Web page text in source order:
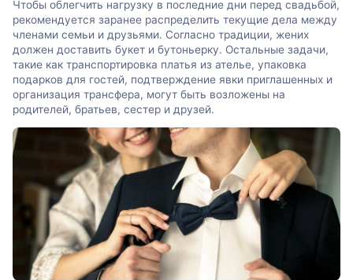
Чтобы облегчить нагрузку в последние дни перед свадьбой,
рекомендуется заранее распределить текущие дела между
членами семьи и друзьями. Согласно традиции, жених
должен доставить букет и бутоньерку. Остальные задачи,
такие как транспортировка платья из ателье, упаковка
подарков для гостей, подтверждение явки приглашенных и
организация трансфера, могут быть возложены на
родителей, братьев, сестер и друзей.